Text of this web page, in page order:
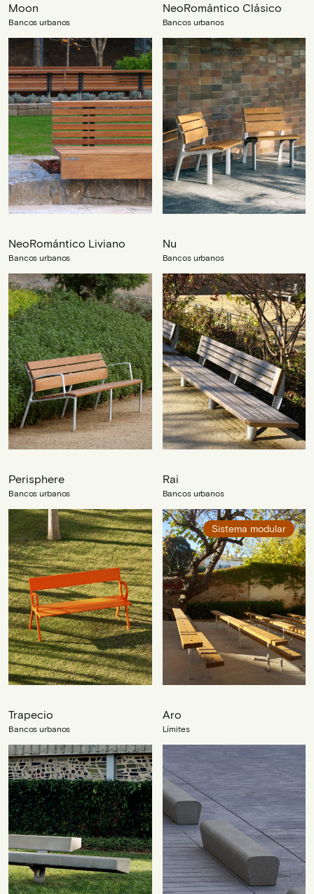
Moon
Bancos urbanos
NeoRomántico Clásico
Bancos urbanos
NeoRomántico Liviano
Bancos urbanos
Nu
Bancos urbanos
Perisphere
Bancos urbanos
Rai
Bancos urbanos
Sistema modular
Trapecio
Bancos urbanos
Aro
Límites